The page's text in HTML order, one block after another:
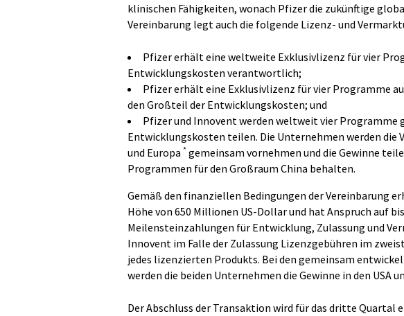
klinischen Fähigkeiten, wonach Pfizer die zukünftige
Vereinbarung legt auch die folgende Lizenz- und
Pfizer erhält eine weltweite Exklusivlizenz für vier
Entwicklungskosten verantwortlich;
Pfizer erhält eine Exklusivlizenz für vier Programme
den Großteil der Entwicklungskosten; und
Pfizer und Innovent werden weltweit vier Programme
Entwicklungskosten teilen. Die Unternehmen werden die
und Europa * gemeinsam vornehmen und die Gewinne
Programmen für den Großraum China behalten.
Gemäß den finanziellen Bedingungen der Vereinbarung
Höhe von 650 Millionen US-Dollar und hat Anspruch auf
Meilensteinzahlungen für Entwicklung, Zulassung und
Innovent im Falle der Zulassung Lizenzgebühren im
jedes lizenzierten Produkts. Bei den gemeinsam
werden die beiden Unternehmen die Gewinne in den USA
Der Abschluss der Transaktion wird für das dritte